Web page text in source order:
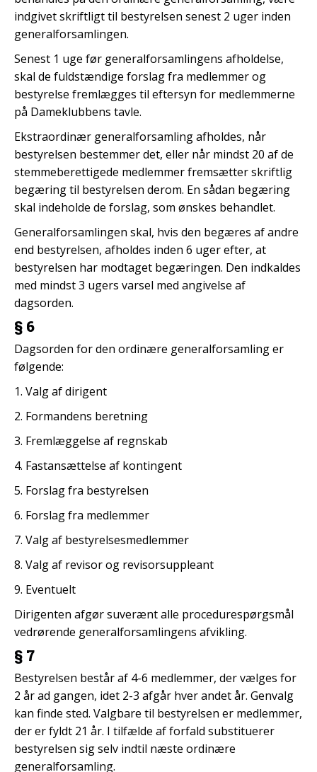
indgivet skriftligt til bestyrelsen senest 2 uger inden
generalforsamlingen.
Senest 1 uge før generalforsamlingens afholdelse,
skal de fuldstændige forslag fra medlemmer og
bestyrelse fremlægges til eftersyn for medlemmerne
på Dameklubbens tavle.
Ekstraordinær generalforsamling afholdes, når
bestyrelsen bestemmer det, eller når mindst 20 af de
stemmeberettigede medlemmer fremsætter skriftlig
begæring til bestyrelsen derom. En sådan begæring
skal indeholde de forslag, som ønskes behandlet.
Generalforsamlingen skal, hvis den begæres af andre
end bestyrelsen, afholdes inden 6 uger efter, at
bestyrelsen har modtaget begæringen. Den indkaldes
med mindst 3 ugers varsel med angivelse af
dagsorden.
§ 6
Dagsorden for den ordinære generalforsamling er
følgende:
1. Valg af dirigent
2. Formandens beretning
3. Fremlæggelse af regnskab
4. Fastansættelse af kontingent
5. Forslag fra bestyrelsen
6. Forslag fra medlemmer
7. Valg af bestyrelsesmedlemmer
8. Valg af revisor og revisorsuppleant
9. Eventuelt
Dirigenten afgør suverænt alle procedurespørgsmål
vedrørende generalforsamlingens afvikling.
§ 7
Bestyrelsen består af 4-6 medlemmer, der vælges for
2 år ad gangen, idet 2-3 afgår hver andet år. Genvalg
kan finde sted. Valgbare til bestyrelsen er medlemmer,
der er fyldt 21 år. I tilfælde af forfald substituerer
bestyrelsen sig selv indtil næste ordinære
generalforsamling.